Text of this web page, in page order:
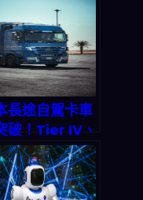
長途自駕卡車
破！Tier IV、
、三菱扶
手打造2000
無司機運輸